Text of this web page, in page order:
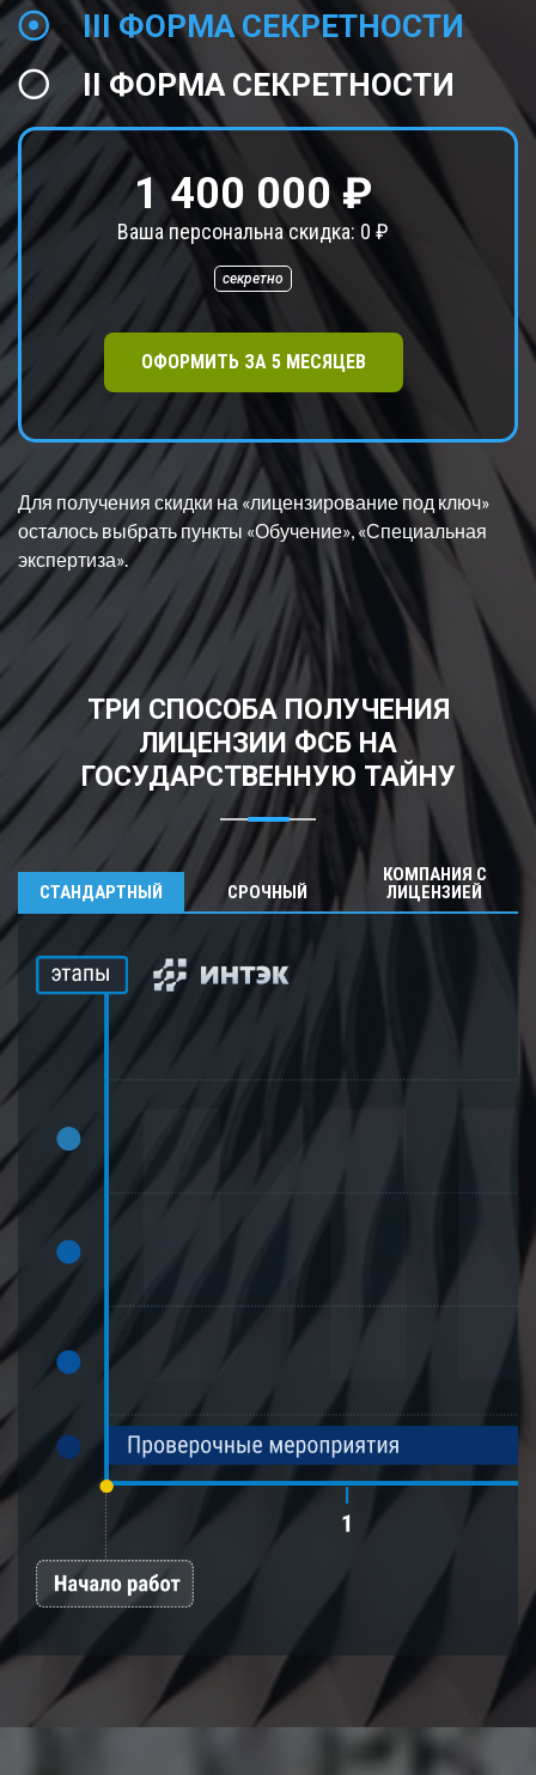
III ФОРМА СЕКРЕТНОСТИ
II ФОРМА СЕКРЕТНОСТИ
1 400 000 ₽
Ваша персональна скидка: 0 ₽
секретно
ОФОРМИТЬ ЗА 5МЕСЯЦЕВ
Для получения скидки на «лицензирование под ключ»
осталось выбрать пункты «Обучение», «Специальная
экспертиза».
ТРИ СПОСОБА ПОЛУЧЕНИЯ
ЛИЦЕНЗИИ ФСБ НА
ГОСУДАРСТВЕННУЮ ТАЙНУ
СТАНДАРТНЫЙ СРОЧНЫЙ
КОМПАНИЯ С
ЛИЦЕНЗИЕЙ